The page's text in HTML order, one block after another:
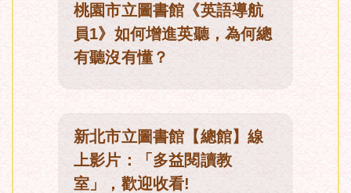
桃園市立圖書館《英語導航
員1》如何增進英聽，為何總
有聽沒有懂？
新北市立圖書館【總館】線
上影片：「多益閱讀教
室」，歡迎收看!